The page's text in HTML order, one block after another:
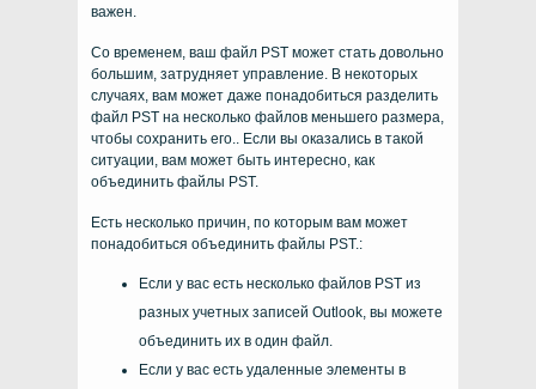
важен.
Со временем, ваш файл PST может стать довольно
большим, затрудняет управление. В некоторых
случаях, вам может даже понадобиться разделить
файл PST на несколько файлов меньшего размера,
чтобы сохранить его.. Если вы оказались в такой
ситуации, вам может быть интересно, как
объединить файлы PST.
Есть несколько причин, по которым вам может
понадобиться объединить файлы PST.:
Если у вас есть несколько файлов PST из
разных учетных записей Outlook, вы можете
объединить их в один файл.
Если у вас есть удаленные элементы в